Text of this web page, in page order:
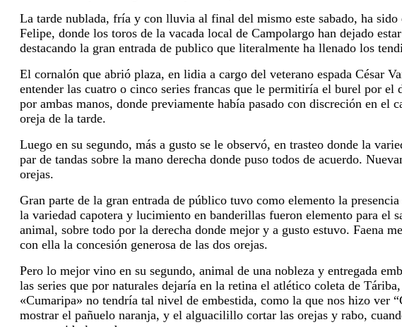
La tarde nublada, fría y con lluvia al final del mismo este sabado, ha sido
Felipe, donde los toros de la vacada local de Campolargo han dejado
destacando la gran entrada de publico que literalmente ha llenado los
El cornalón que abrió plaza, en lidia a cargo del veterano espada César
entender las cuatro o cinco series francas que le permitiría el burel por el
por ambas manos, donde previamente había pasado con discreción en el
oreja de la tarde.
Luego en su segundo, más a gusto se le observó, en trasteo donde la
par de tandas sobre la mano derecha donde puso todos de acuerdo.
orejas.
Gran parte de la gran entrada de público tuvo como elemento la
la variedad capotera y lucimiento en banderillas fueron elemento para el
animal, sobre todo por la derecha donde mejor y a gusto estuvo. Faena
con ella la concesión generosa de las dos orejas.
Pero lo mejor vino en su segundo, animal de una nobleza y entregada
las series que por naturales dejaría en la retina el atlético coleta de
«Cumaripa» no tendría tal nivel de embestida, como la que nos hizo ver
mostrar el pañuelo naranja, y el alguacilillo cortar las orejas y rabo,